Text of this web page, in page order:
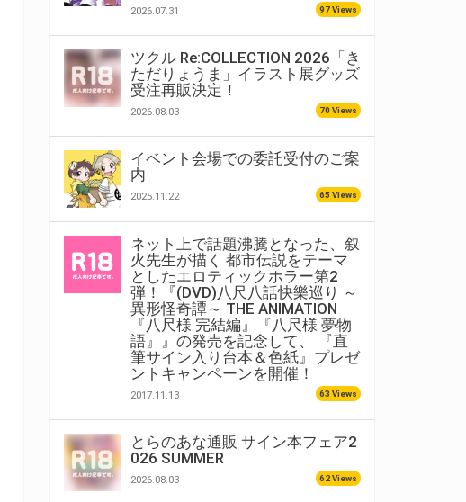
2026.07.31 97 Views
ツクル Re:COLLECTION 2026「き
ただりょうま」イラスト展グッズ
受注再販決定！
2026.08.03 70 Views
イベント会場での委託受付のご案
内
2025.11.22 65 Views
ネット上で話題沸騰となった、叙
火先生が描く 都市伝説をテーマ
としたエロティックホラー第2
弾！『(DVD)八尺八話快樂巡り ～
異形怪奇譚～ THE ANIMATION
『八尺様 完結編』『八尺様 夢物
語』』の発売を記念して、 『直
筆サイン入り台本＆色紙』プレゼ
ントキャンペーンを開催！
2017.11.13 63 Views
とらのあな通販 サイン本フェア2
026 SUMMER
2026.08.03 62 Views